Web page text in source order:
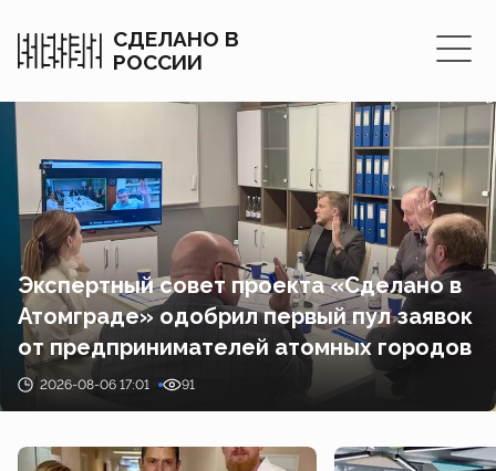
СДЕЛАНО В
РОССИИ
Экспертный совет проекта «Сделано в
Атомграде» одобрил первый пул заявок
от предпринимателей атомных городов
2026-08-06 17:01 91